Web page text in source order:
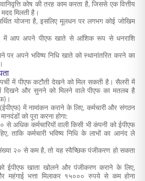
कोष की तरह काम करता है, जिससे एक वित्तीय
मिलती है।
योजना है, इसलिए मूलधन पर लगभग कोई जोखिम
में आप अपने पीएफ खाते से आंशिक रूप से धनराशि
पर अपने भविष्य निधि खाते को स्थानांतरित करने का
में पीएफ कटौती देखने को मिल सकती है। सैलरी में
में दिखने और सुनने को मिलने वाले पीएफ का मतलब है
(ईपीएफ) में नामांकन कराने के लिए, कर्मचारी और संगठन
को पूरा करना होगा:
अधिक कर्मचारियों वाली किसी भी कंपनी को ईपीएफ
ताकि कर्मचारी भविष्य निधि के लाभों का आनंद ले
संख्या २० से कम है, तो यह स्वैच्छिक पंजीकरण हो सकता
को ईपीएफ खाता खोलने और पंजीकरण कराने के लिए,
भत्ता मिलाकर १५००० रुपये से कम होना